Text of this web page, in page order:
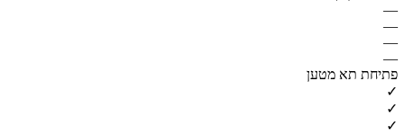
—
—
—
—
פתיחת תא מטען
✓
✓
✓